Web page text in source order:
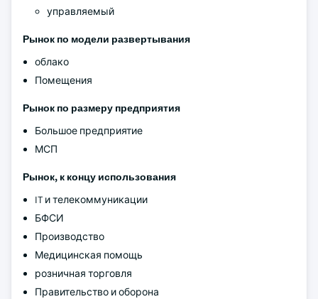
управляемый
Рынок по модели развертывания
облако
Помещения
Рынок по размеру предприятия
Большое предприятие
МСП
Рынок, к концу использования
IT и телекоммуникации
БФСИ
Производство
Медицинская помощь
розничная торговля
Правительство и оборона